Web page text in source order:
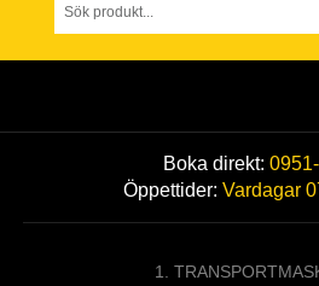
Boka direkt:
Öppettider: Vardagar
1.